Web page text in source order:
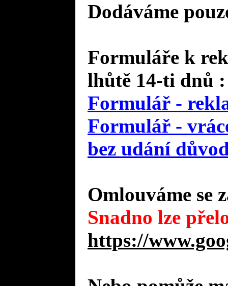
Dodáváme
Formuláře k
lhůtě 14-ti dnů :
Formulář -
Formulář -
bez udání
Omlouváme se
Snadno lze
https://